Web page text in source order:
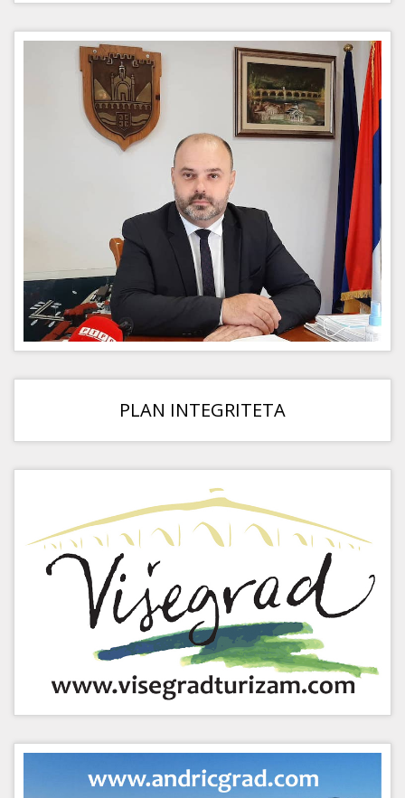
PLAN INTEGRITETA